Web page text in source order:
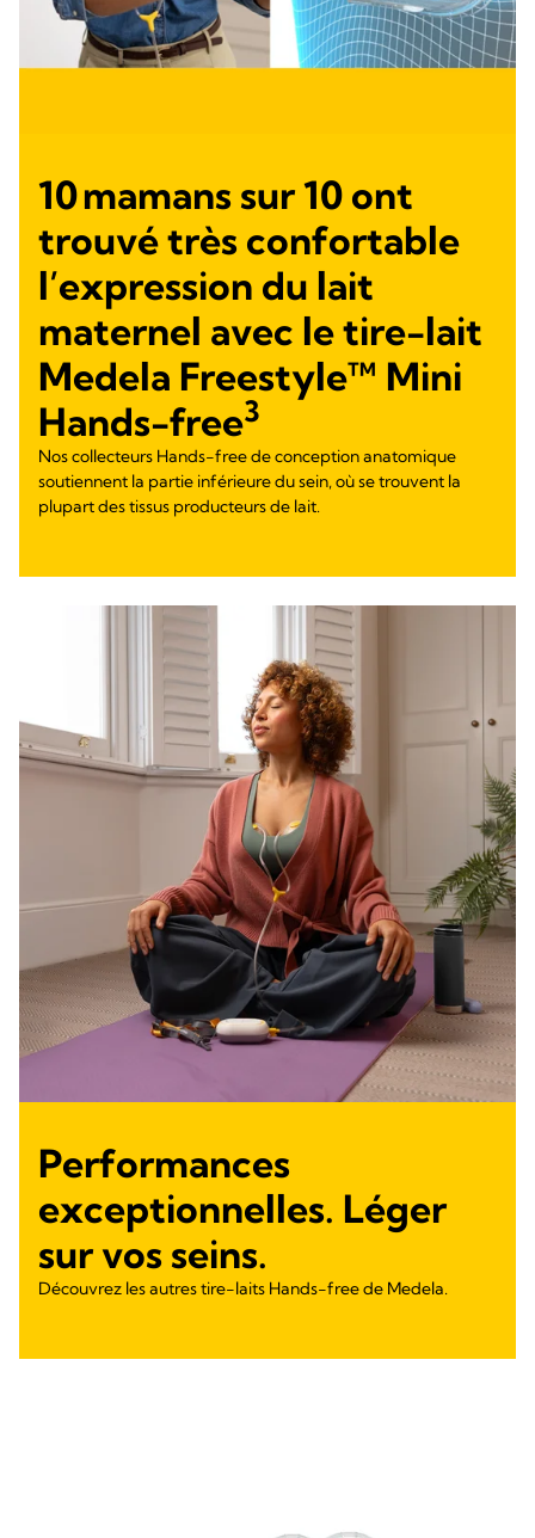
10 mamans sur 10 ont
trouvé très confortable
l’expression du lait
maternel avec le tire-lait
Medela Freestyle™ Mini
Hands-free3
Nos collecteurs Hands-free de conception anatomique
soutiennent la partie inférieure du sein, où se trouvent la
plupart des tissus producteurs de lait.
Performances
exceptionnelles. Léger
sur vos seins.
Découvrez les autres tire-laits Hands-free de Medela.